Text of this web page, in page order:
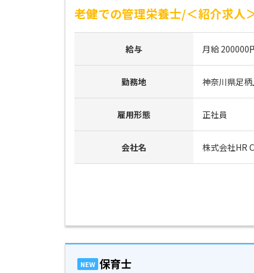
老健での管理栄養士/＜紹介求
給与 月給 200000
勤務地 神奈川県足
雇用形態 正社員
会社名 株式会社HR
NEW 保育士